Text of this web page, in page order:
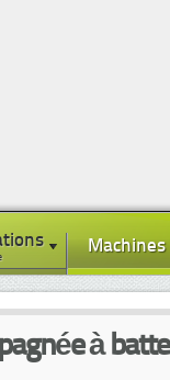
Machines
à